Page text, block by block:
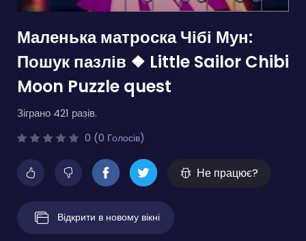
Маленька матроска Чібі Мун:
Пошук пазлів ❖ Little Sailor Chibi
Moon Puzzle quest
Зіграно 421 разів.
0 (0 Голосів)
Не працює?
Відкрити в новому вікні